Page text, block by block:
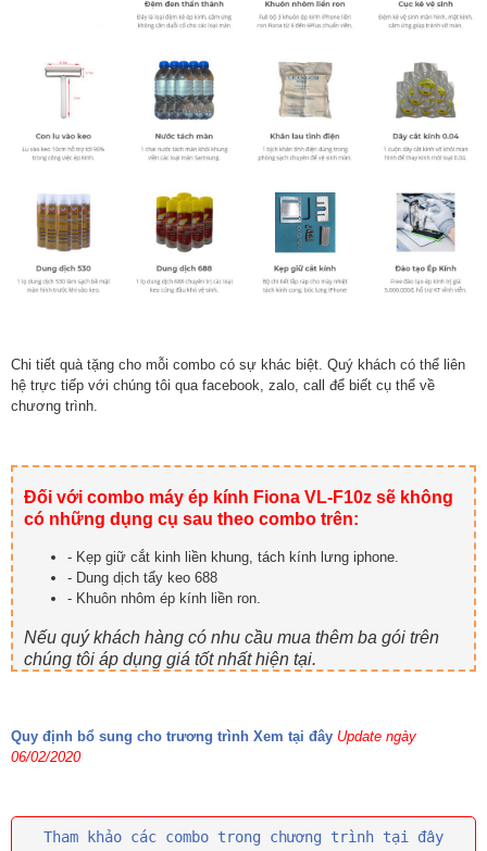
Chi tiết quà tặng cho mỗi combo có sự khác biệt. Quý khách có thể liên
hệ trực tiếp với chúng tôi qua facebook, zalo, call để biết cụ thể về
chương trình.
Đối với combo máy ép kính Fiona VL-F10z sẽ không
có những dụng cụ sau theo combo trên:
- Kẹp giữ cắt kinh liền khung, tách kính lưng iphone.
- Dung dịch tẩy keo 688
- Khuôn nhôm ép kính liền ron.
Nếu quý khách hàng có nhu cầu mua thêm ba gói trên
chúng tôi áp dụng giá tốt nhất hiện tại.
Quy định bổ sung cho trương trình Xem tại đây Update ngày
06/02/2020
Tham khảo các combo trong chương trình tại đây